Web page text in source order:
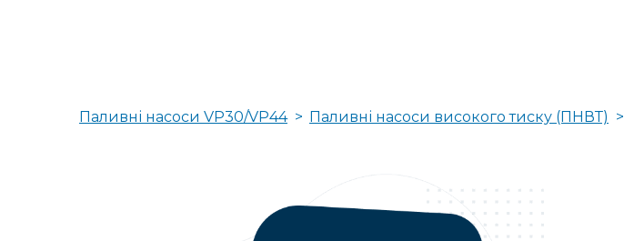
Паливні насоси VP30/VP44 Паливні насоси високого тиску (ПНВТ)